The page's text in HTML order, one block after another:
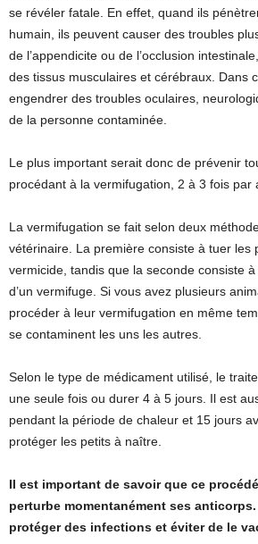
se révéler fatale. En effet, quand ils
humain, ils peuvent causer des troubles
de l’appendicite ou de l’occlusion
des tissus musculaires et cérébraux. Dans
engendrer des troubles oculaires,
de la personne contaminée.
Le plus important serait donc de prévenir
procédant à la vermifugation, 2 à 3 fois par
La vermifugation se fait selon deux
vétérinaire. La première consiste à tuer les
vermicide, tandis que la seconde consiste à
d’un vermifuge. Si vous avez plusieurs
procéder à leur vermifugation en même
se contaminent les uns les autres.
Selon le type de médicament utilisé, le
une seule fois ou durer 4 à 5 jours. Il est
pendant la période de chaleur et 15 jours
protéger les petits à naître.
Il est important de savoir que ce
perturbe momentanément ses
protéger des infections et éviter de le